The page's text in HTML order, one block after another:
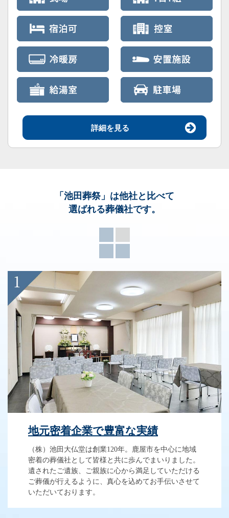
詳細を見る
「池田葬祭」 は他社と比べて
選ばれる葬儀社です。
地元密着企業で豊富な実績
（株）池田大仏堂は創業120年。鹿屋市を中心に地域
密着の葬儀社として皆様と共に歩んでまいりました。
遺されたご遺族、ご親族に心から満足していただける
ご葬儀が行えるように、真心を込めてお手伝いさせて
いただいております。